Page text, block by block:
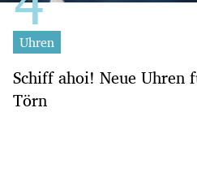
Uhren
Schiff ahoi! Neue Uhren
Törn